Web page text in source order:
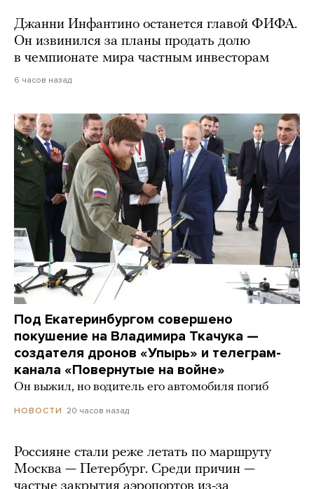
Джанни Инфантино останется главой ФИФА.
Он извинился за планы продать долю
в чемпионате мира частным инвесторам
6 часов назад
Под Екатеринбургом совершено
покушение на Владимира Ткачука —
создателя дронов «Упырь» и телеграм-
канала «Повернутые на войне»
Он выжил, но водитель его автомобиля погиб
НОВОСТИ 20 часов назад
Россияне стали реже летать по маршруту
Москва — Петербург. Среди причин —
частые закрытия аэропортов из-за